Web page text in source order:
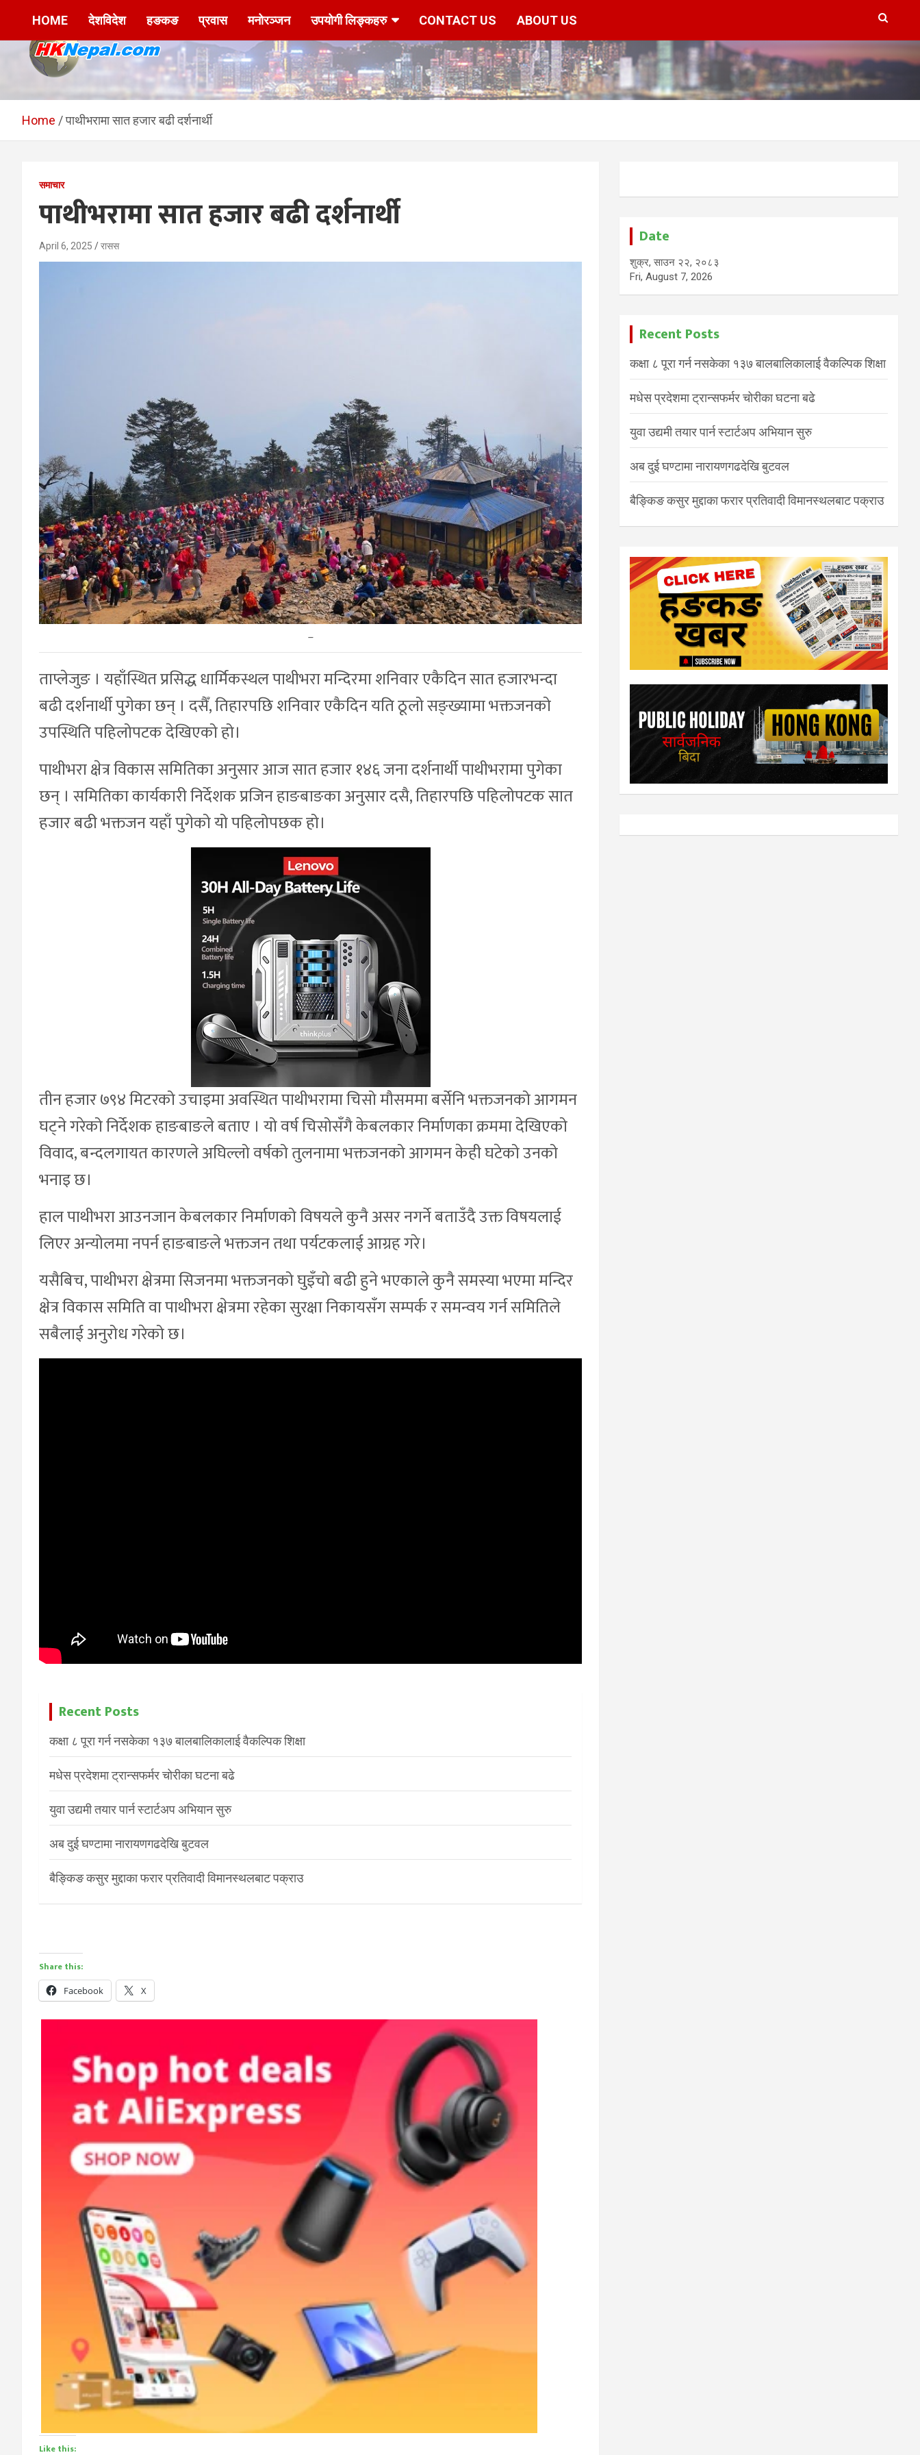
HKNepal.com –
हङकङबाट सञ्चालित पहिलो
hknepal, hknepal.com, hk nepal, hk nepal com
HOME देशविदेश हङकङ प्रवास मनोरञ्जन उपयोगी लिङ्कहरु CONTACT US ABOUT US
Home पाथीभरामा सात हजार बढी दर्शनार्थी
समाचार
पाथीभरामा सात हजार बढी दर्शनार्थी
April 6, 2025 रासस
–
ताप्लेजुङ । यहाँस्थित प्रसिद्ध धार्मिकस्थल पाथीभरा मन्दिरमा शनिवार एकैदिन सात हजारभन्दा
बढी दर्शनार्थी पुगेका छन् । दसैँ, तिहारपछि शनिवार एकैदिन यति ठूलो सङ्ख्यामा भक्तजनको
उपस्थिति पहिलोपटक देखिएको हो।
पाथीभरा क्षेत्र विकास समितिका अनुसार आज सात हजार १४६ जना दर्शनार्थी पाथीभरामा पुगेका
छन् । समितिका कार्यकारी निर्देशक प्रजिन हाङबाङका अनुसार दसै, तिहारपछि पहिलोपटक सात
हजार बढी भक्तजन यहाँ पुगेको यो पहिलोपछक हो।
तीन हजार ७९४ मिटरको उचाइमा अवस्थित पाथीभरामा चिसो मौसममा बर्सेनि भक्तजनको आगमन
घट्ने गरेको निर्देशक हाङबाङले बताए । यो वर्ष चिसोसँगै केबलकार निर्माणका क्रममा देखिएको
विवाद, बन्दलगायत कारणले अघिल्लो वर्षको तुलनामा भक्तजनको आगमन केही घटेको उनको
भनाइ छ।
हाल पाथीभरा आउनजान केबलकार निर्माणको विषयले कुनै असर नगर्ने बताउँदै उक्त विषयलाई
लिएर अन्योलमा नपर्न हाङबाङले भक्तजन तथा पर्यटकलाई आग्रह गरे।
यसैबिच, पाथीभरा क्षेत्रमा सिजनमा भक्तजनको घुइँचो बढी हुने भएकाले कुनै समस्या भएमा मन्दिर
क्षेत्र विकास समिति वा पाथीभरा क्षेत्रमा रहेका सुरक्षा निकायसँग सम्पर्क र समन्वय गर्न समितिले
सबैलाई अनुरोध गरेको छ।
Recent Posts
कक्षा ८ पूरा गर्न नसकेका १३७ बालबालिकालाई वैकल्पिक शिक्षा
मधेस प्रदेशमा ट्रान्सफर्मर चोरीका घटना बढे
युवा उद्यमी तयार पार्न स्टार्टअप अभियान सुरु
अब दुई घण्टामा नारायणगढदेखि बुटवल
बैङ्किङ कसुर मुद्दाका फरार प्रतिवादी विमानस्थलबाट पक्राउ
Share this:
Facebook X
Like this:
Date
शुक्र, साउन २२, २०८३
Fri, August 7, 2026
Recent Posts
कक्षा ८ पूरा गर्न नसकेका १३७ बालबालिकालाई वैकल्पिक शिक्षा
मधेस प्रदेशमा ट्रान्सफर्मर चोरीका घटना बढे
युवा उद्यमी तयार पार्न स्टार्टअप अभियान सुरु
अब दुई घण्टामा नारायणगढदेखि बुटवल
बैङ्किङ कसुर मुद्दाका फरार प्रतिवादी विमानस्थलबाट पक्राउ